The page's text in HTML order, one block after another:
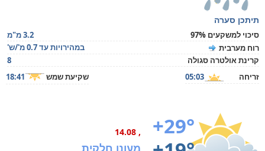
תיתכן סערה
סיכוי למשקעים 97%
3.2 מ"מ
רוח מערבית
במהירויות עד 0.7 מ'/ש'
קרינת אולטרה סגולה
8
זריחה
05:03 שקיעת שמש 18:41
+29°
, 14.08
מעונן חלקית